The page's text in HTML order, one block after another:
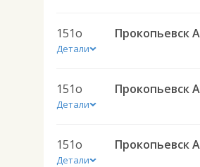
151о
Детали
151о
Детали
151о
Детали